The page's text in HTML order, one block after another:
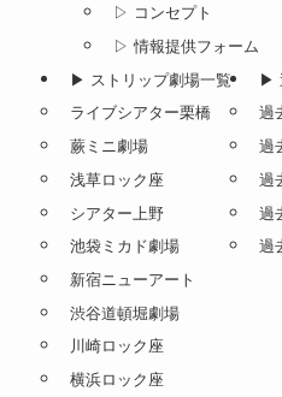
▷ コンセプト
▷ 情報提供フォーム
▶︎ ストリップ劇場一覧
ライブシアター栗橋
蕨ミニ劇場
浅草ロック座
シアター上野
池袋ミカド劇場
新宿ニューアート
渋谷道頓堀劇場
川崎ロック座
横浜ロック座
▶︎
過
過
過
過
過